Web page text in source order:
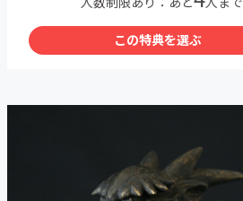
この特典を選ぶ